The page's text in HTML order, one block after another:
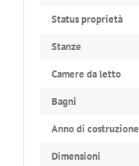
Status proprietà
Stanze
Camere da letto
Bagni
Anno di costruzione
Dimensioni